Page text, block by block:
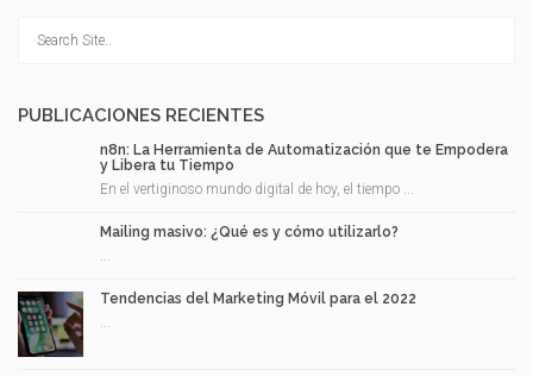
PUBLICACIONES RECIENTES
n8n: La Herramienta de Automatización que te Empodera
y Libera tu Tiempo
En el vertiginoso mundo digital de hoy, el tiempo ...
Mailing masivo: ¿Qué es y cómo utilizarlo?
Tendencias del Marketing Móvil para el 2022